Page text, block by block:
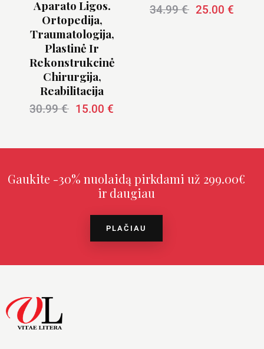
Aparato Ligos.
Ortopedija,
Traumatologija,
Plastinė Ir
Rekonstrukcinė
Chirurgija,
Reabilitacija
30.99€ 15.00 €
34.99€ 25.00 €
Gaukite -30% nuolaidą pirkdami už 299.00€
ir daugiau
PLAČIAU